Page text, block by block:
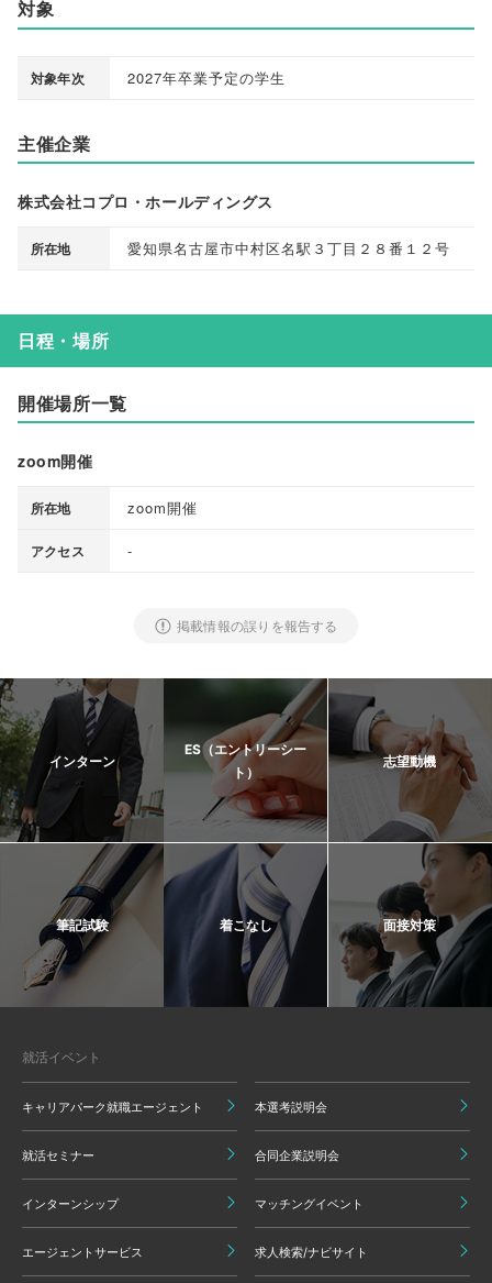
対象
対象年次 2027年卒業予定の学生
主催企業
株式会社コプロ・ホールディングス
所在地 愛知県名古屋市中村区名駅３丁目２８番１２号
日程・場所
開催場所一覧
zoom開催
所在地 zoom開催
アクセス -
掲載情報の誤りを報告する
インターン
ES（エントリーシー
ト）
志望動機
筆記試験 着こなし 面接対策
就活イベント
キャリアパーク就職エージェント 本選考説明会
就活セミナー 合同企業説明会
インターンシップ マッチングイベント
エージェントサービス 求人検索/ナビサイト